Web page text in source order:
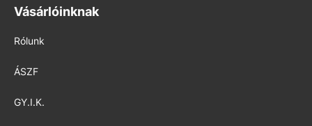
Vásárlóinknak
Rólunk
ÁSZF
GY.I.K.